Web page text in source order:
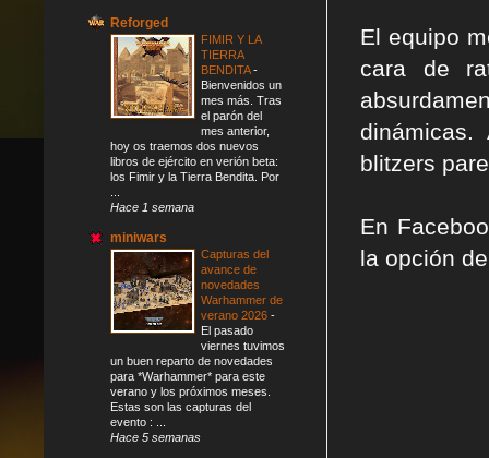
El equipo
cara de
blitzers
En
la opción
Reforged
FIMIR Y LA
TIERRA
BENDITA-
Bienvenidos un
mes más. Tras
el parón del
mes anterior,
hoy os traemos dos nuevos
libros de ejército en verión beta:
los Fimir y la Tierra Bendita. Por
Hace 1 semana
miniwars
Capturas del
avance de
novedades
Warhammer de
verano 2026 -
El pasado
viernes tuvimos
un buen reparto de novedades
para *Warhammer* para este
verano y los próximos meses.
Estas son las capturas del
evento : ...
Hace 5 semanas